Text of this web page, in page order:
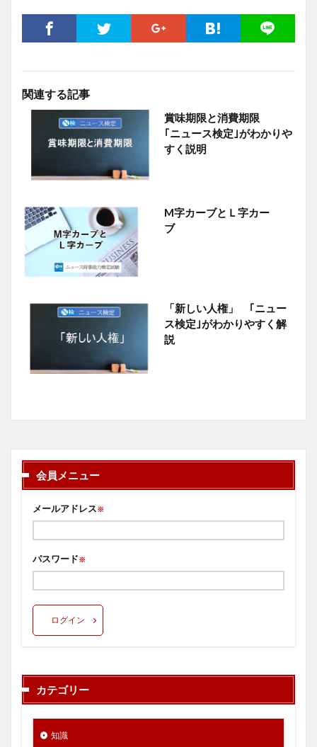
関連する記事
賞味期限と消費期限
｢ニュース検定｣がわかりや
すく説明
M字カーブとＬ字カー
ブ
「新しい人権」 ｢ニュー
ス検定｣がわかりやすく解
説
会員メニュー
メールアドレス※
パスワード※
ログイン
カテゴリー
知識